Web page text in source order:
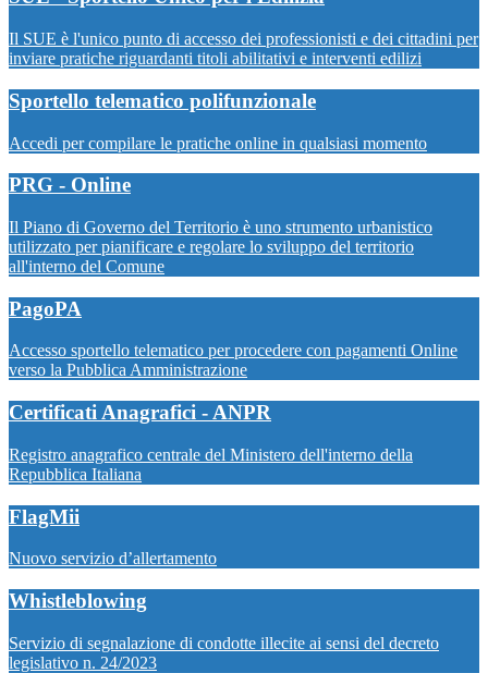
Il SUE è l'unico punto di accesso dei professionisti e dei cittadini per
inviare pratiche riguardanti titoli abilitativi e interventi edilizi
Sportello telematico polifunzionale
Accedi per compilare le pratiche online in qualsiasi momento
PRG - Online
Il Piano di Governo del Territorio è uno strumento urbanistico
utilizzato per pianificare e regolare lo sviluppo del territorio
all'interno del Comune
PagoPA
Accesso sportello telematico per procedere con pagamenti Online
verso la Pubblica Amministrazione
Certificati Anagrafici - ANPR
Registro anagrafico centrale del Ministero dell'interno della
Repubblica Italiana
FlagMii
Nuovo servizio d’allertamento
Whistleblowing
Servizio di segnalazione di condotte illecite ai sensi del decreto
legislativo n. 24/2023